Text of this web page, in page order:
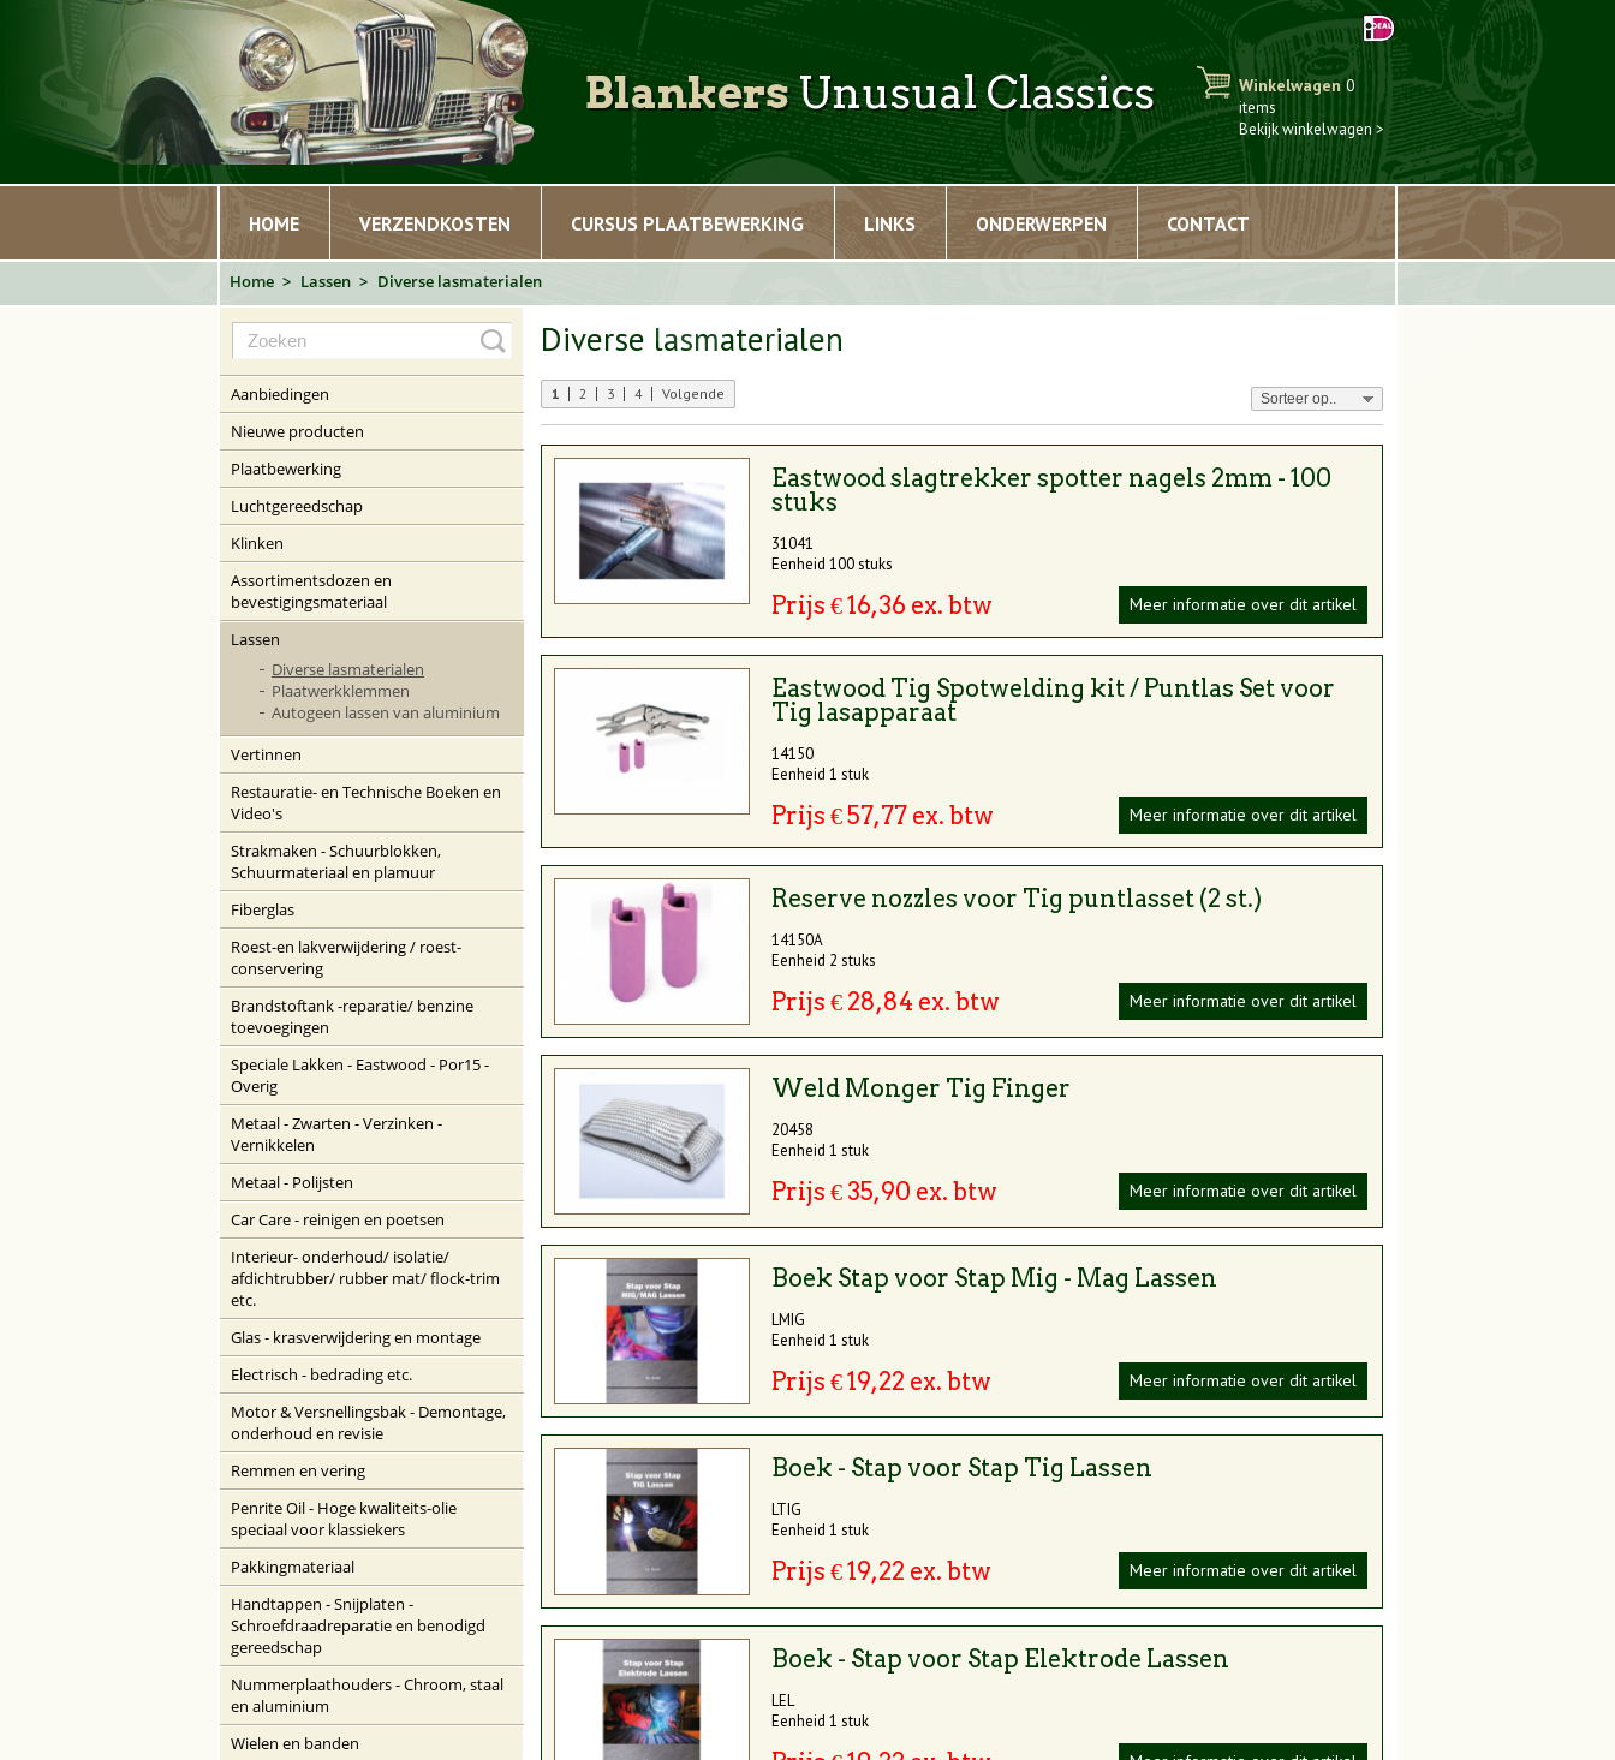
BlankersUnusual Classics Winkelwagen0
items
Bekijk winkelwagen >
HOME VERZENDKOSTEN CURSUS PLAATBEWERKING LINKS ONDERWERPEN CONTACT
Home Lassen Diverse lasmaterialen
Aanbiedingen
Nieuwe producten
Plaatbewerking
Luchtgereedschap
Klinken
Assortimentsdozen en
bevestigingsmateriaal
Lassen
Diverse lasmaterialen
Plaatwerkklemmen
Autogeen lassen van aluminium
Vertinnen
Restauratie- en Technische Boeken en
Video's
Strakmaken - Schuurblokken,
Schuurmateriaal en plamuur
Fiberglas
Roest-en lakverwijdering / roest-
conservering
Brandstoftank -reparatie/ benzine
toevoegingen
Speciale Lakken - Eastwood - Por15 -
Overig
Metaal - Zwarten - Verzinken -
Vernikkelen
Metaal - Polijsten
Car Care - reinigen en poetsen
Interieur- onderhoud/ isolatie/
afdichtrubber/ rubber mat/ flock-trim
etc.
Glas - krasverwijdering en montage
Electrisch - bedrading etc.
Motor & Versnellingsbak - Demontage,
onderhoud en revisie
Remmen en vering
Penrite Oil - Hoge kwaliteits-olie
speciaal voor klassiekers
Pakkingmateriaal
Handtappen - Snijplaten -
Schroefdraadreparatie en benodigd
gereedschap
Nummerplaathouders - Chroom, staal
en aluminium
Wielen en banden
Diverse lasmaterialen
1 2 3 4 Volgende
Eastwood slagtrekker spotter nagels 2mm - 100
stuks
31041
Eenheid 100 stuks
Prijs € 16,36 ex. btw Meer informatie over dit artikel
Eastwood Tig Spotwelding kit / Puntlas Set voor
Tig lasapparaat
14150
Eenheid 1 stuk
Prijs € 57,77 ex. btw Meer informatie over dit artikel
Reserve nozzles voor Tig puntlasset (2 st.)
14150A
Eenheid 2 stuks
Prijs € 28,84 ex. btw Meer informatie over dit artikel
Weld Monger Tig Finger
20458
Eenheid 1 stuk
Prijs € 35,90 ex. btw Meer informatie over dit artikel
Boek Stap voor Stap Mig - Mag Lassen
LMIG
Eenheid 1 stuk
Prijs € 19,22 ex. btw Meer informatie over dit artikel
Boek - Stap voor Stap Tig Lassen
LTIG
Eenheid 1 stuk
Prijs € 19,22 ex. btw Meer informatie over dit artikel
Boek - Stap voor Stap Elektrode Lassen
LEL
Eenheid 1 stuk